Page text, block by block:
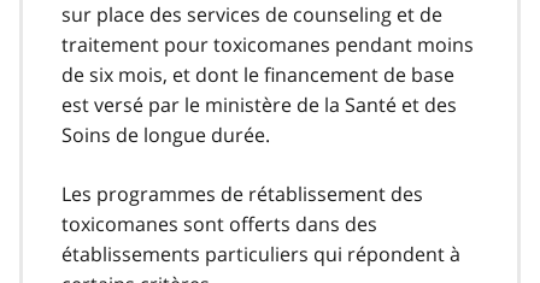
sur place des services de counseling et de
traitement pour toxicomanes pendant moins
de six mois, et dont le financement de base
est versé par le ministère de la Santé et des
Soins de longue durée.
Les programmes de rétablissement des
toxicomanes sont offerts dans des
établissements particuliers qui répondent à